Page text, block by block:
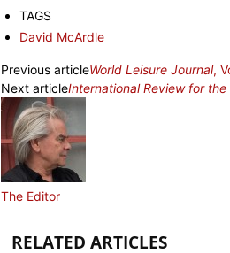
TAGS
David McArdle
Previous articleWorld Leisure Journal,
Next articleInternational Review for
The Editor
RELATED ARTICLES